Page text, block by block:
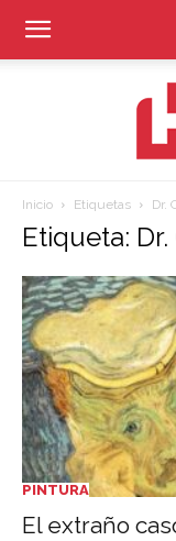
Inicio Etiquetas Dr.
Etiqueta:
PINTURA
El extraño